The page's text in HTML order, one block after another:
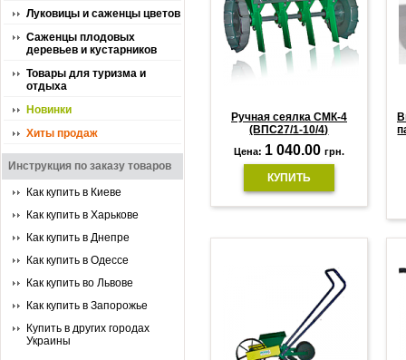
Луковицы и саженцы цветов
Саженцы плодовых
деревьев и кустарников
Товары для туризма и
отдыха
Новинки
Хиты продаж
Инструкция по заказу товаров
Как купить в Киеве
Как купить в Харькове
Как купить в Днепре
Как купить в Одессе
Как купить во Львове
Как купить в Запорожье
Купить в других городах
Украины
Ручная сеялка СМК-4
(ВПС27/1-10/4)
Цена: 1 040.00 грн.
КУПИТЬ